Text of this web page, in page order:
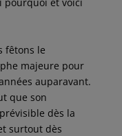
fêtons le
majeure pour
auparavant.
que son
dès la
surtout dès